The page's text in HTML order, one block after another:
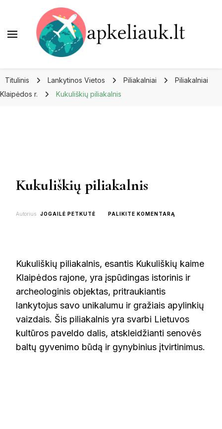
Titulinis Lankytinos Vietos Piliakalniai
Piliakalniai
Klaipėdos r.
Kukuliškių piliakalnis
Kukuliškių piliakalnis
Autorius JOGAILĖ PETKUTĖ PALIKITE KOMENTARĄ
Kukuliškių piliakalnis, esantis Kukuliškių kaime
Klaipėdos rajone, yra įspūdingas istorinis ir
archeologinis objektas, pritraukiantis
lankytojus savo unikalumu ir gražiais apylinkių
vaizdais. Šis piliakalnis yra svarbi Lietuvos
kultūros paveldo dalis, atskleidžianti senovės
baltų gyvenimo būdą ir gynybinius įtvirtinimus.